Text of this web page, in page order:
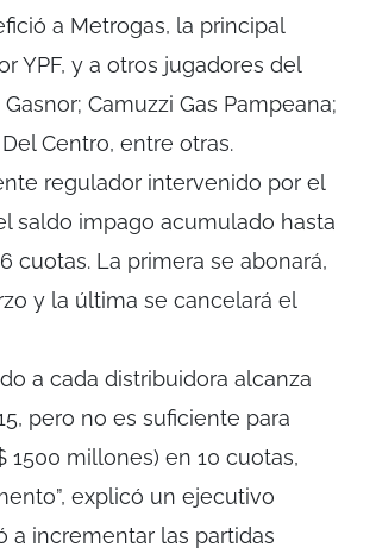
a Metrogas, la principal
YPF, y a otros jugadores del
Camuzzi Gas Pampeana;
Centro, entre otras.
regulador intervenido por el
saldo impago acumulado hasta
cuotas. La primera se abonará,
y la última se cancelará el
a cada distribuidora alcanza
pero no es suficiente para
1500 millones) en 10 cuotas,
explicó un ejecutivo
a incrementar las partidas